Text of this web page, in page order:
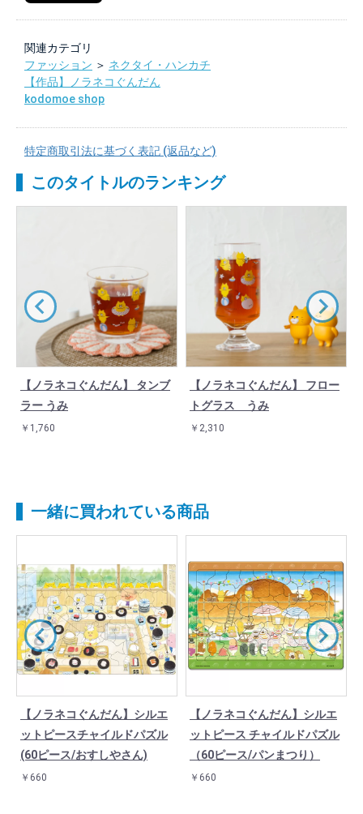
関連カテゴリ
ファッション ＞ ネクタイ・ハンカチ
【作品】ノラネコぐんだん
kodomoe shop
特定商取引法に基づく表記 (返品など)
このタイトルのランキング
【ノラネコぐんだん】 タンブ
ラー うみ
￥1,760
【ノラネコぐんだん】 フロー
トグラス うみ
￥2,310
一緒に買われている商品
【ノラネコぐんだん】シルエ
ットピースチャイルドパズル
(60ピース/おすしやさん)
￥660
【ノラネコぐんだん】シルエ
ットピース チャイルドパズル
（60ピース/パンまつり）
￥660